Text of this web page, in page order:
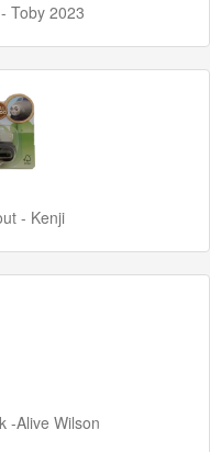
Toby 2023
- Kenji
-Alive Wilson